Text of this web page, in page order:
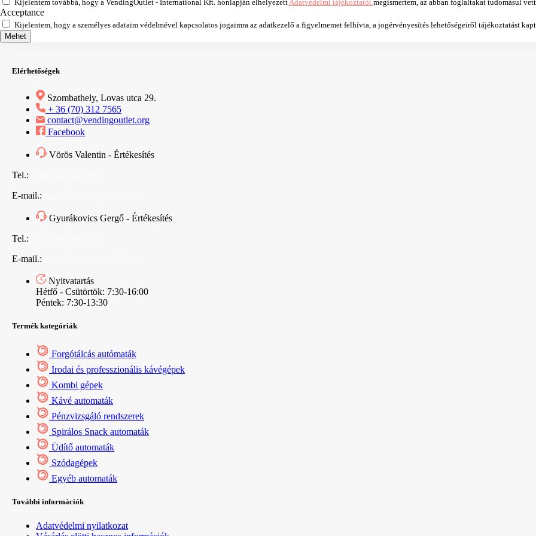
Kijelentem továbbá, hogy a VendingOutlet - International Kft. honlapján elhelyezettAdatvédelmi tájékoztatót megismertem, az abban foglaltakat tudomásul
Acceptance
Kijelentem, hogy a személyes adataim védelmével kapcsolatos jogaimra az adatkezelő a figyelmemet felhívta, a jogérvényesítés lehetőségeiről tájékoztatást
Mehet
Elérhetőségek
Szombathely, Lovas utca 29.
+ 36 (70) 312 7565
contact@vendingoutlet.org
Facebook
Vörös Valentin - Értékesítés
Tel.:
E-mail.:
Gyurákovics Gergő - Értékesítés
Tel.:
E-mail.:
Nyitvatartás
Hétfő - Csütörtök: 7:30-16:00
Péntek: 7:30-13:30
Termék kategóriák
Forgótálcás autómaták
Irodai és professzionális kávégépek
Kombi gépek
Kávé automaták
Pénzvizsgáló rendszerek
Spirálos Snack automaták
Üdítő automaták
Szódagépek
Egyéb automaták
További információk
Adatvédelmi nyilatkozat